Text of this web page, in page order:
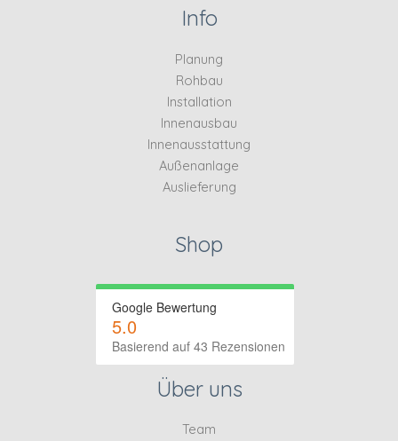
Info
Planung
Rohbau
Installation
Innenausbau
Innenausstattung
Außenanlage
Auslieferung
Shop
Google Bewertung
5.0
Basierend auf 43 Rezensionen
Über uns
Team